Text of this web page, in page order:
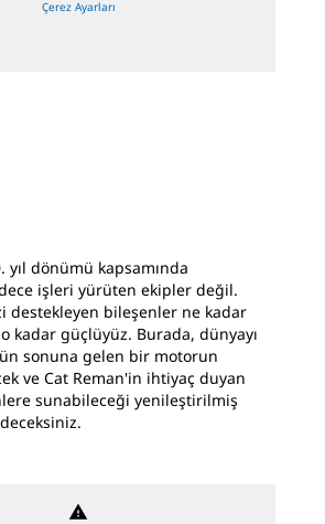
Çerez Ayarları
yıl dönümü kapsamında
işleri yürüten ekipler değil.
destekleyen bileşenler ne kadar
kadar güçlüyüz. Burada, dünyayı
sonuna gelen bir motorun
ve Cat Reman'in ihtiyaç duyan
sunabileceği yenileştirilmiş
warning